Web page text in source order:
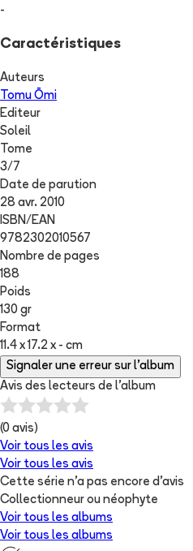
-
Caractéristiques
Auteurs
Tomu Ōmi
Editeur
Soleil
Tome
3/ 7
Date de parution
28 avr. 2010
ISBN/EAN
9782302010567
Nombre de pages
188
Poids
130 gr
Format
11.4 x 17.2 x - cm
Signaler une erreur sur l'album
Avis des lecteurs de l'album
(0 avis)
Voir tous les avis
Voir tous les avis
Cette série n'a pas encore d'avis
Collectionneur ou néophyte
Voir tous les albums
Voir tous les albums